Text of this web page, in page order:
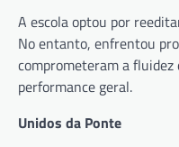
A escola optou por
No entanto, enfrentou
comprometeram a
performance geral.
Unidos da Ponte